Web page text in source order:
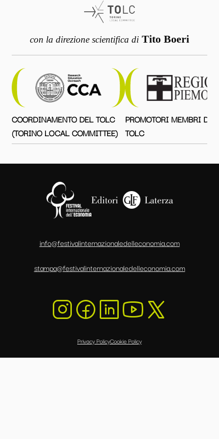
con la direzione scientifica di Tito Boeri
COORDINAMENTO DEL TOLC
(TORINO LOCAL COMMITTEE)
PROMOTORI MEMBRI DEL
TOLC
info@festivalinternazionaledelleconomia.com
stampa@festivalinternazionaledelleconomia.com
Privacy PolicyCookie Policy